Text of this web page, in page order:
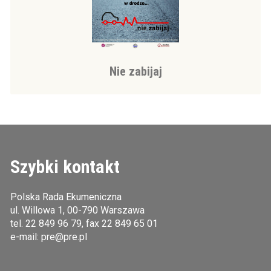
Nie zabijaj
Szybki kontakt
Polska Rada Ekumeniczna
ul. Willowa 1, 00-790 Warszawa
tel. 22 849 96 79, fax 22 849 65 01
e-mail: pre@pre.pl